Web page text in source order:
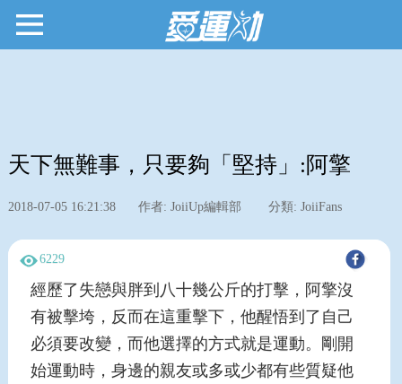
天下無難事，只要夠「堅持」:阿擎
2018-07-05 16:21:38 作者: JoiiUp編輯部 分類: JoiiFans
6229
經歷了失戀與胖到八十幾公斤的打擊，阿擎沒
有被擊垮，反而在這重擊下，他醒悟到了自己
必須要改變，而他選擇的方式就是運動。剛開
始運動時，身邊的親友或多或少都有些質疑他